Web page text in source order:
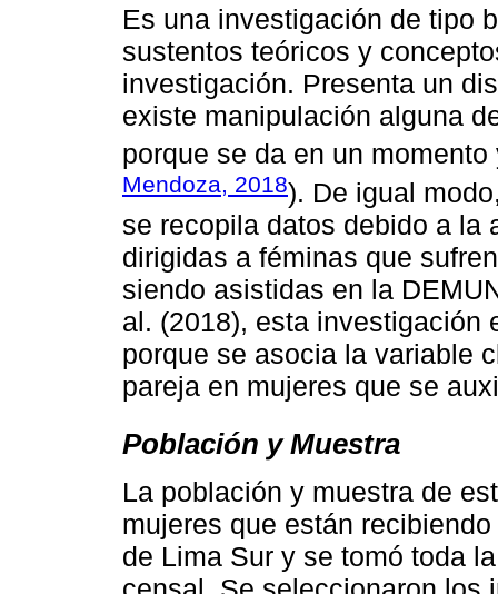
Es una investigación de tipo
sustentos teóricos y
investigación. Presenta un
existe manipulación alguna
porque se da en un
Mendoza, 2018). De igual
se recopila datos debido a la
dirigidas a féminas que
siendo asistidas en la
al. (2018), esta investigación
porque se asocia la variable
pareja en mujeres que se
Población y Muestra
La población y muestra de
mujeres que están
de Lima Sur y se tomó toda